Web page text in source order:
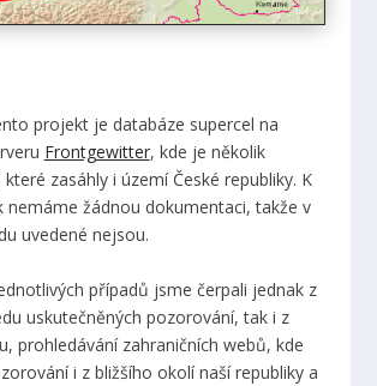
projekt je databáze supercel na
Frontgewitter, kde je několik
zasáhly i území České republiky. K
nemáme žádnou dokumentaci, takže v
uvedené nejsou.
případů jsme čerpali jednak z
uskutečněných pozorování, tak i z
prohledávání zahraničních webů, kde
i z bližšího okolí naší republiky a